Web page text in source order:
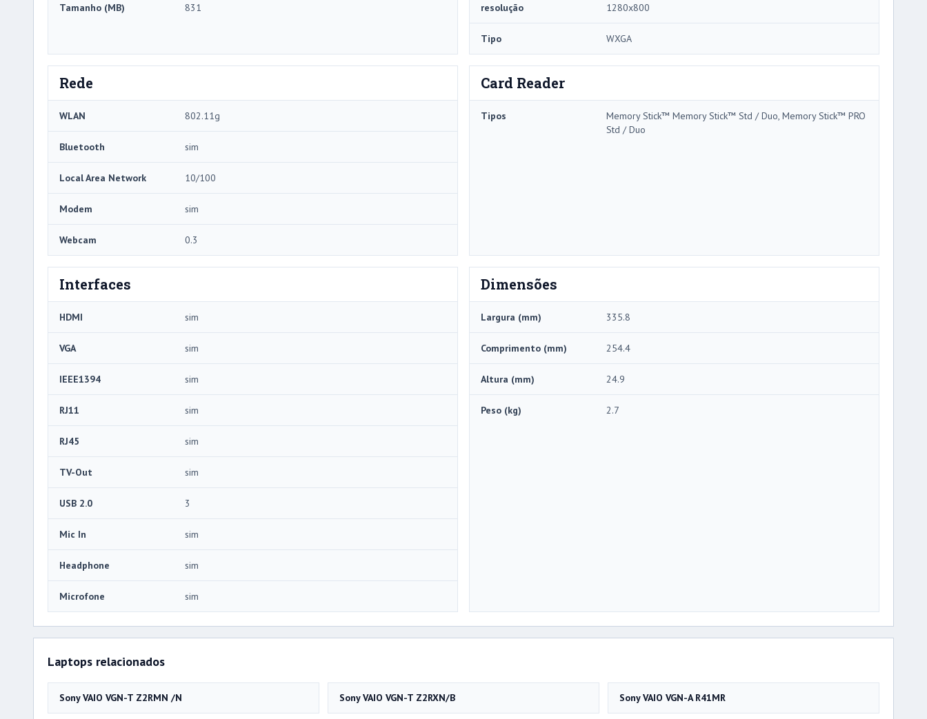
Tamanho (MB) 831 resolução 1280x800
Tipo WXGA
Rede
WLAN 802.11g
Bluetooth sim
Local Area Network 10/100
Modem sim
Webcam 0.3
Card Reader
Tipos
Memory Stick™ Memory Stick™ Std / Duo, Memory Stick™ PRO
Std / Duo
Interfaces
HDMI sim
VGA sim
IEEE1394 sim
RJ11 sim
RJ45 sim
TV-Out sim
USB 2.0 3
Mic In sim
Headphone sim
Microfone sim
Dimensões
Largura (mm) 335.8
Comprimento (mm) 254.4
Altura (mm) 24.9
Peso (kg) 2.7
Laptops relacionados
Sony VAIO VGN-T Z2RMN /N Sony VAIO VGN-T Z2RXN/B Sony VAIO VGN-A R41MR